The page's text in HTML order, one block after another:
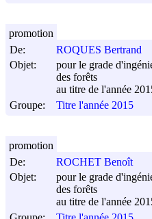
De:
ROQUES Bertrand
Objet:
pour le grade
des forêts
au titre de l'année
Groupe:
Titre l'année 2015
promotion
De:
ROCHET Benoît
Objet:
pour le grade
des forêts
au titre de l'année
promotion